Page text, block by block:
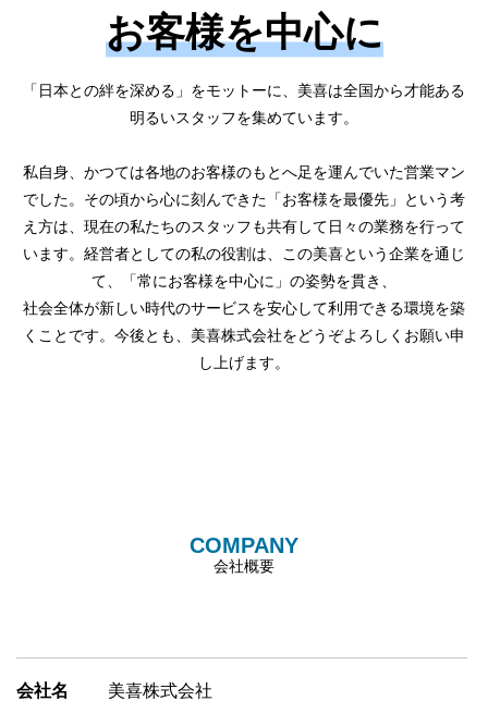
お客様を中心に
「日本との絆を深める」をモットーに、美喜は全国から才能ある
明るいスタッフを集めています。
私自身、かつては各地のお客様のもとへ足を運んでいた営業マン
でした。その頃から心に刻んできた「お客様を最優先」という考
え方は、現在の私たちのスタッフも共有して日々の業務を行って
います。経営者としての私の役割は、この美喜という企業を通じ
て、「常にお客様を中心に」の姿勢を貫き、
社会全体が新しい時代のサービスを安心して利用できる環境を築
くことです。今後とも、美喜株式会社をどうぞよろしくお願い申
し上げます。
COMPANY
会社概要
会社名 美喜株式会社